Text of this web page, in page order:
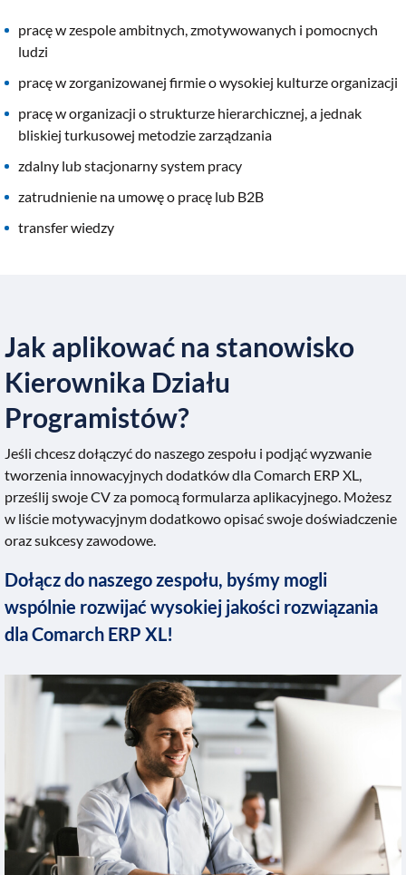
pracę w zespole ambitnych, zmotywowanych i pomocnych
ludzi
pracę w zorganizowanej firmie o wysokiej kulturze organizacji
pracę w organizacji o strukturze hierarchicznej, a jednak
bliskiej turkusowej metodzie zarządzania
zdalny lub stacjonarny system pracy
zatrudnienie na umowę o pracę lub B2B
transfer wiedzy
Jak aplikować na stanowisko
Kierownika Działu
Programistów?
Jeśli chcesz dołączyć do naszego zespołu i podjąć wyzwanie
tworzenia innowacyjnych dodatków dla Comarch ERP XL,
prześlij swoje CV za pomocą formularza aplikacyjnego. Możesz
w liście motywacyjnym dodatkowo opisać swoje doświadczenie
oraz sukcesy zawodowe.
Dołącz do naszego zespołu, byśmy mogli
wspólnie rozwijać wysokiej jakości rozwiązania
dla Comarch ERP XL!